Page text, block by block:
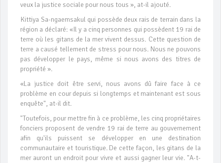
veux la justice sociale pour nous tous », at-il ajouté.
Kittiya Sa-ngaemsakul qui possède deux rais de terrain dans la
région a déclaré: «Il y a cinq personnes qui possèdent 19 rai de
terre où les gitans de la mer vivent dessus. Cette question de
terre a causé tellement de stress pour nous. Nous ne pouvons
pas développer le pays, même si nous avons des titres de
propriété ».
«La justice doit être servi, nous avons dû faire face à ce
problème en cour depuis si longtemps et maintenant est sous
enquête", at-il dit.
"Toutefois, pour mettre fin à ce problème, les cinq propriétaires
fonciers proposent de vendre 19 rai de terre au gouvernement
afin qu'ils puissent se développer en une destination
communautaire et touristique. De cette façon, les gitans de la
mer auront un endroit pour vivre et aussi gagner leur vie. "A-t-